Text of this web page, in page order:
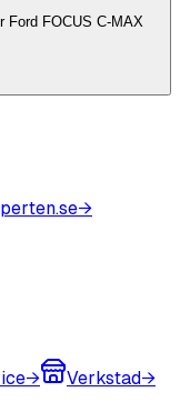
Ford FOCUS C-MAX
→
→ Verkstad→